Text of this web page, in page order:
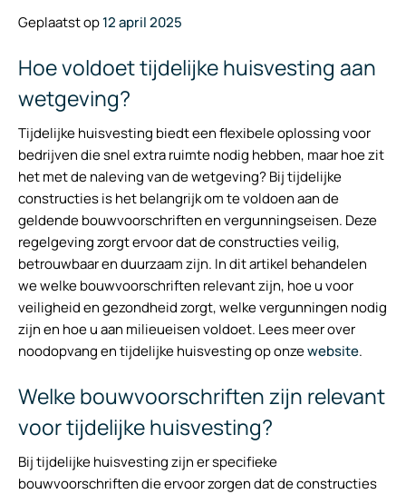
Geplaatst op12 april 2025
Hoe voldoet tijdelijke huisvesting aan
wetgeving?
Tijdelijke huisvesting biedt een flexibele oplossing voor
bedrijven die snel extra ruimte nodig hebben, maar hoe zit
het met de naleving van de wetgeving? Bij tijdelijke
constructies is het belangrijk om te voldoen aan de
geldende bouwvoorschriften en vergunningseisen. Deze
regelgeving zorgt ervoor dat de constructies veilig,
betrouwbaar en duurzaam zijn. In dit artikel behandelen
we welke bouwvoorschriften relevant zijn, hoe u voor
veiligheid en gezondheid zorgt, welke vergunningen nodig
zijn en hoe u aan milieueisen voldoet. Lees meer over
noodopvang en tijdelijke huisvesting op onzewebsite.
Welke bouwvoorschriften zijn relevant
voor tijdelijke huisvesting?
Bij tijdelijke huisvesting zijn er specifieke
bouwvoorschriften die ervoor zorgen dat de constructies